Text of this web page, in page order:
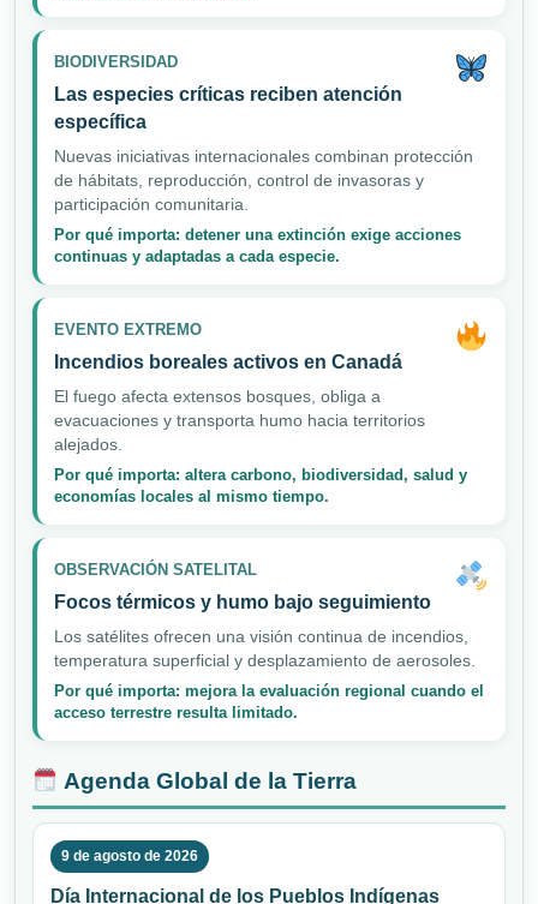
BIODIVERSIDAD
Las especies críticas reciben atención
específica
Nuevas iniciativas internacionales combinan protección
de hábitats, reproducción, control de invasoras y
participación comunitaria.
Por qué importa: detener una extinción exige acciones
continuas y adaptadas a cada especie.
EVENTO EXTREMO
Incendios boreales activos en Canadá
El fuego afecta extensos bosques, obliga a
evacuaciones y transporta humo hacia territorios
alejados.
Por qué importa: altera carbono, biodiversidad, salud y
economías locales al mismo tiempo.
OBSERVACIÓN SATELITAL
Focos térmicos y humo bajo seguimiento
Los satélites ofrecen una visión continua de incendios,
temperatura superficial y desplazamiento de aerosoles.
Por qué importa: mejora la evaluación regional cuando el
acceso terrestre resulta limitado.
Agenda Global de la Tierra
9 de agosto de 2026
Día Internacional de los Pueblos Indígenas